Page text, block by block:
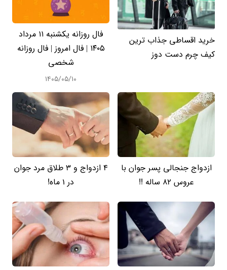
خرید اقساطی جذاب ترین
کیف چرم دست دوز
فال روزانه یکشنبه ۱۱ مرداد
۱۴۰۵ | فال امروز | فال روزانه
شخصی
۱۴۰۵/۰۵/۱۰
ازدواج جنجالی پسر جوان با
عروس 82 ساله !!
4 ازدواج و 3 طلاق مرد جوان
در 1 ماه!